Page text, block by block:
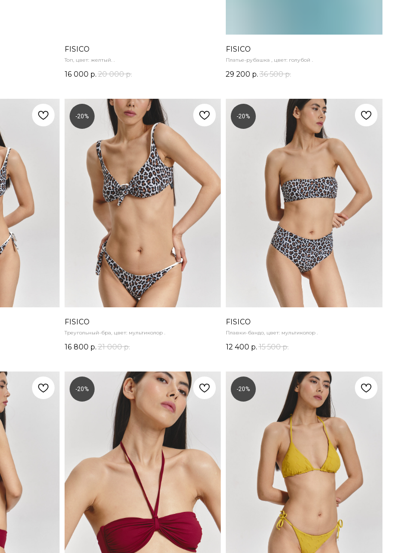
FISICO
Топ, цвет: желтый. .
16 000 р. 20 000 р.
FISICO
Платье-рубашка , цвет: голубой .
29 200 р. 36 500 р.
-20%
FISICO
Треугольный-бра, цвет: мультиколор .
16 800 р. 21 000 р.
-20%
FISICO
Плавки-бандо, цвет: мультиколор .
12 400 р. 15 500 р.
-20% -20%